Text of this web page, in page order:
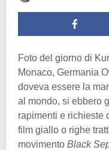
Foto del giorno di
Monaco, Germania
doveva essere la
al mondo, si ebbero
rapimenti e richieste
film giallo o righe
movimento Black